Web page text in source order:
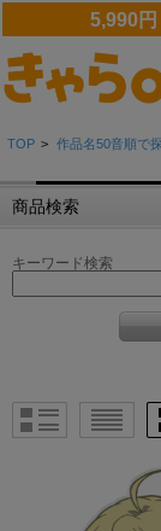
5,990円
TOP > 作品名50音順で
商品検索
キーワード検索